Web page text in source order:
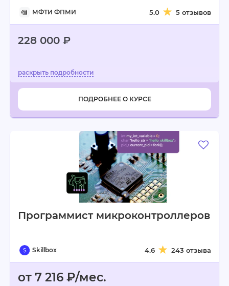
МФТИ ФПМИ 5.0 5 отзывов
228 000 ₽
ПОДРОБНЕЕ О КУРСЕ
Программист микроконтролле­ров
Skillbox 4.6 243 отзыва
от 7 216 ₽/мес.